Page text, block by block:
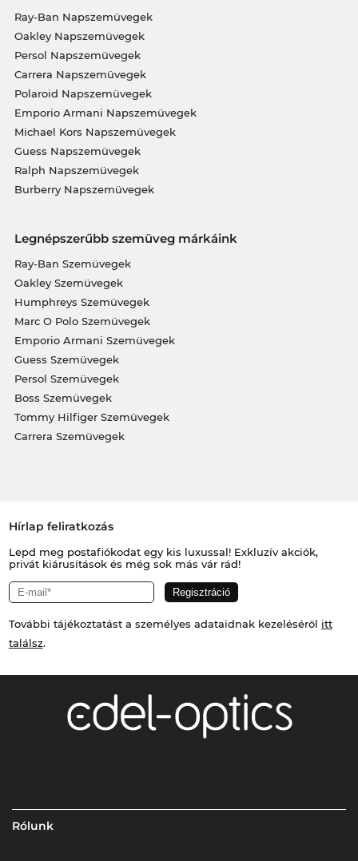
Ray-Ban Napszemüvegek
Oakley Napszemüvegek
Persol Napszemüvegek
Carrera Napszemüvegek
Polaroid Napszemüvegek
Emporio Armani Napszemüvegek
Michael Kors Napszemüvegek
Guess Napszemüvegek
Ralph Napszemüvegek
Burberry Napszemüvegek
Legnépszerűbb szemüveg márkáink
Ray-Ban Szemüvegek
Oakley Szemüvegek
Humphreys Szemüvegek
Marc O Polo Szemüvegek
Emporio Armani Szemüvegek
Guess Szemüvegek
Persol Szemüvegek
Boss Szemüvegek
Tommy Hilfiger Szemüvegek
Carrera Szemüvegek
Hírlap feliratkozás
Lepd meg postafiókodat egy kis luxussal! Exkluzív akciók,
privát kiárusítások és még sok más vár rád!
További tájékoztatást a személyes adataidnak kezeléséről itt
találsz.
Rólunk